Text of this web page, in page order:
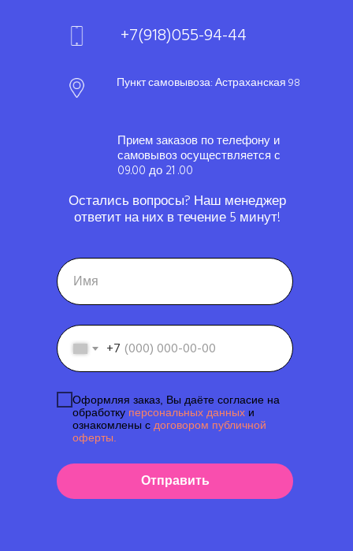
+7
Оформляя заказ, Вы даёте согласие на
обработку персональных данных и
ознакомлены с договором публичной
оферты.
Отправить
Пункт самовывоза: Астраханская 98
+7(918)055-94-44
Прием заказов по телефону и
самовывоз осуществляется с
09.00 до 21 .00
Остались вопросы? Наш менеджер
ответит на них в течение 5 минут!